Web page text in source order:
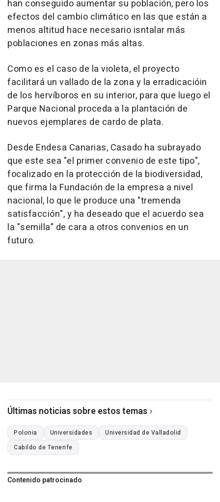
han conseguido aumentar su población, pero los
efectos del cambio climático en las que están a
menos altitud hace necesario isntalar más
poblaciones en zonas más altas.
Como es el caso de la violeta, el proyecto
facilitará un vallado de la zona y la erradicacióin
de los hervíboros en su interior, para que luego el
Parque Nacional proceda a la plantación de
nuevos ejemplares de cardo de plata.
Desde Endesa Canarias, Casado ha subrayado
que este sea "el primer convenio de este tipo",
focalizado en la protección de la biodiversidad,
que firma la Fundación de la empresa a nivel
nacional, lo que le produce una "tremenda
satisfacción", y ha deseado que el acuerdo sea
la "semilla" de cara a otros convenios en un
futuro.
Últimas noticias sobre estos temas
Polonia Universidades
Universidad de Valladolid
Cabildo de Tenerife
Contenido patrocinado